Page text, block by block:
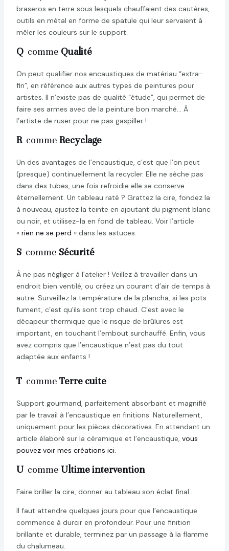
braseros en terre sous lesquels chauffaient des cautères,
outils en métal en forme de spatule qui leur servaient à
mêler les couleurs sur le support.
Qcomme Qualité
On peut qualifier nos encaustiques de matériau “extra-
fin”, en référence aux autres types de peintures pour
artistes. Il n’existe pas de qualité “étude”, qui permet de
faire ses armes avec de la peinture bon marché… À
l’artiste de ruser pour ne pas gaspiller !
Rcomme Recyclage
Un des avantages de l’encaustique, c’est que l’on peut
(presque) continuellement la recycler. Elle ne sèche pas
dans des tubes, une fois refroidie elle se conserve
éternellement. Un tableau raté ? Grattez la cire, fondez la
à nouveau, ajustez la teinte en ajoutant du pigment blanc
ou noir, et utilisez-la en fond de tableau. Voir l’article
« rien ne se perd » dans les astuces.
Scomme Sécurité
À ne pas négliger à l’atelier ! Veillez à travailler dans un
endroit bien ventilé, ou créez un courant d’air de temps à
autre. Surveillez la température de la plancha, si les pots
fument, c’est qu’ils sont trop chaud. C’est avec le
décapeur thermique que le risque de brûlures est
important, en touchant l’embout surchauffé. Enfin, vous
avez compris que l’encaustique n’est pas du tout
adaptée aux enfants !
Tcomme Terre cuite
Support gourmand, parfaitement absorbant et magnifié
par le travail à l’encaustique en finitions. Naturellement,
uniquement pour les pièces décoratives. En attendant un
article élaboré sur la céramique et l’encaustique, vous
pouvez voir mes créations ici.
Ucomme Ultime intervention
Faire briller la cire, donner au tableau son éclat final…
Il faut attendre quelques jours pour que l’encaustique
commence à durcir en profondeur. Pour une finition
brillante et durable, terminez par un passage à la flamme
du chalumeau.